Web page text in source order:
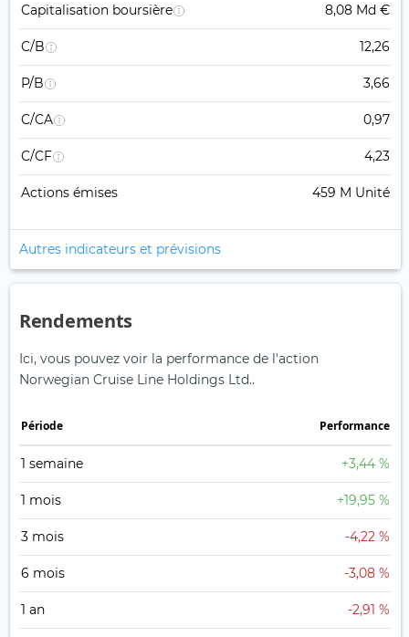
Capitalisation boursière 8,08 Md €
C/B 12,26
P/B 3,66
C/CA 0,97
C/CF 4,23
Actions émises 459 M Unité
Autres indicateurs et prévisions
Rendements
Ici, vous pouvez voir la performance de l'action
Norwegian Cruise Line Holdings Ltd..
Période Performance
1 semaine +3,44 %
1 mois +19,95 %
3 mois -4,22 %
6 mois -3,08 %
1 an -2,91 %